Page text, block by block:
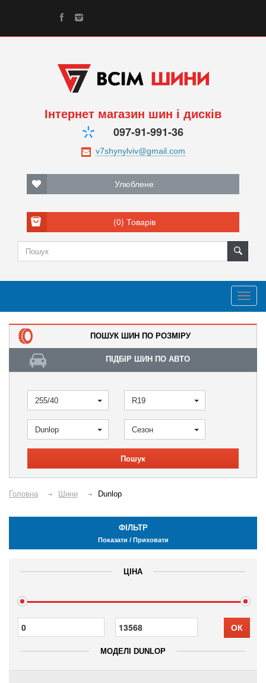
Інтернет магазин шин і дисків
097-91-991-36
Улюблене
(0) Товарів
ПОШУК ШИН ПО РОЗМІРУ
ПІДБІР ШИН ПО АВТО
255/40 R19
Dunlop Сезон
Пошук
Головна Шини Dunlop
ФІЛЬТР
Показати / Приховати
ЦІНА
ОК
МОДЕЛІ DUNLOP